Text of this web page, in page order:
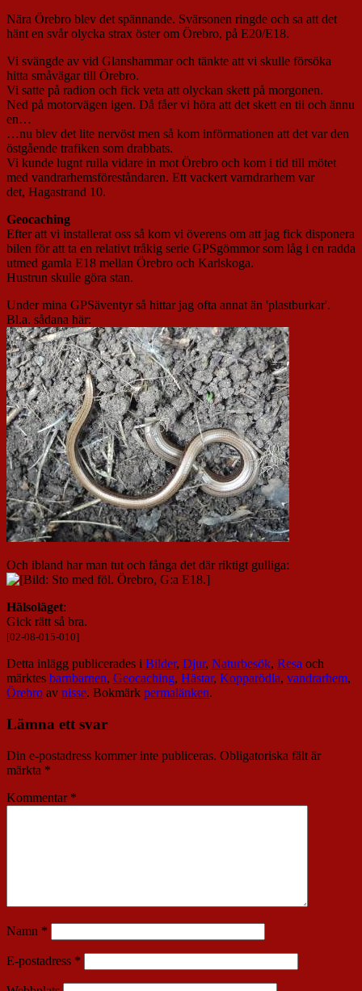
Nära Örebro blev det spännande. Svärsonen ringde och sa att det
hänt en svår olycka strax öster om Örebro, på E20/E18.
Vi svängde av vid Glanshammar och tänkte att vi skulle försöka
hitta småvägar till Örebro.
Vi satte på radion och fick veta att olyckan skett på morgonen.
Ned på motorvägen igen. Då fåer vi höra att det skett en tii och ännu
en…
…nu blev det lite nervöst men så kom införmationen att det var den
östgående trafiken som drabbats.
Vi kunde lugnt rulla vidare in mot Örebro och kom i tid till mötet
med vandrarhemsföreståndaren. Ett vackert varndrarhem var
det, Hagastrand 10.
Geocaching
Efter att vi installerat oss så kom vi överens om att jag fick disponera
bilen för att ta en relativt tråkig serie GPSgömmor som låg i en radda
utmed gamla E18 mellan Örebro och Karlskoga.
Hustrun skulle göra stan.
Under mina GPSäventyr så hittar jag ofta annat än 'plastburkar'.
Bl.a. sådana här:
Och ibland har man tut och fånga det där riktigt gulliga:
Hälsoläget:
Gick rätt så bra.
[02-08-015-010]
Detta inlägg publicerades i Bilder, Djur, Naturbesök, Resa och
märktes barnbarnen, Geocaching, Hästar, Kopparödla, vandrarhem,
Örebro av nisse. Bokmärk permalänken.
Lämna ett svar
Din e-postadress kommer inte publiceras. Obligatoriska fält är
märkta *
Kommentar *
Namn *
E-postadress *